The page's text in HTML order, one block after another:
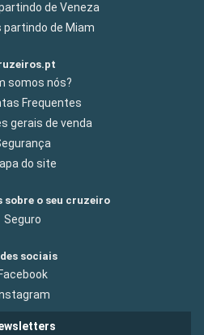
de Veneza
partindo de Miam
somos nós?
Frequentes
gerais de venda
do site
sobre o seu cruzeiro
Seguro
sociais
Facebook